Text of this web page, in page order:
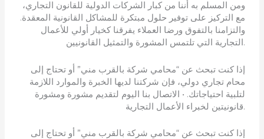
ومن المسلم به أننا من كبار الشركات الدولية للقانون التجاري،
مع التركيز على توفير حلول مبتكرة للمشاكل القانونية المعقدة.
والتزامنا بالتفوق ورضا العملاء يفرقنا كخيار أولي للأعمال
التجارية التي تلتمس المشورة والتمثيل القانونيين.
إذا كنت تبحث عن “محامي شركة بالقرب مني” أو تحتاج إلى
محام تجاري دولي، فإن شركتنا لديها الخبرة والموارد اللازمة
لتلبية احتياجاتك. • الاتصال بنا اليوم لتقديم مشورة ومشورة
قانونيتين لخبراء الأعمال التجارية.
إذا كنت تبحث عن “محامي شركة بالقرب مني” أو تحتاج إلى